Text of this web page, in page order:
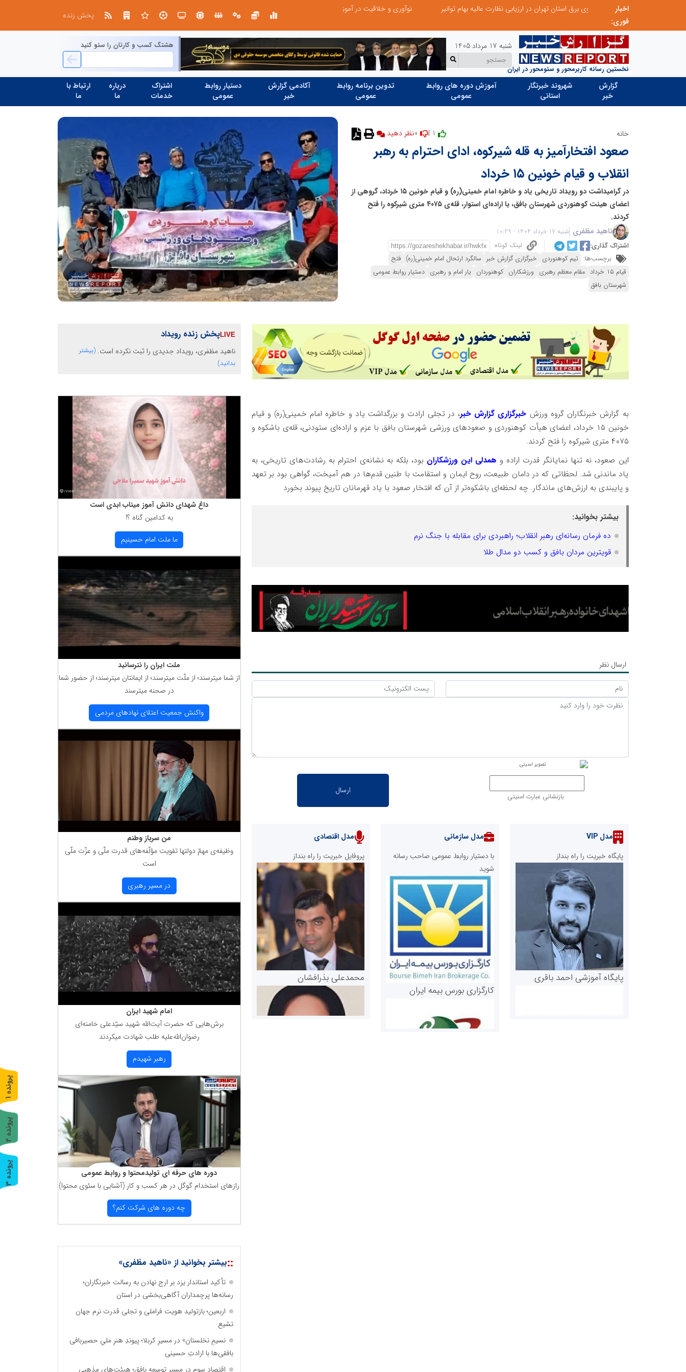
اخبار
فوری:
عالیه بهام توانیر نوآوری و خلاقیت در آموزش رانندگی؛ سرمایه‌گذاری هوشمندانه برای کاهش آسیب‌های اجتماعی و ارتقای ایمنی جامعه نوآوری و یادگیری دیجیتال؛ کلید تحول در مدیریت مدارس فردا
پخش زنده
نخستین رسانه کاربرمحور و سئومحور در ایران
شنبه 17 مرداد 1405 هشتگ کسب و کارتان را سئو کنید
گزارش
خبر
شهروند خبرنگار
استانی
آموزش دوره های روابط
عمومی
تدوین برنامه روابط
عمومی
آکادمی گزارش
خبر
دستیار روابط
عمومی
اشتراک
خدمات
درباره
ما
ارتباط با
ما
خانه نظر دهید
صعود افتخارآمیز به قله شیرکوه، ادای احترام به رهبر
انقلاب و قیام خونین ۱۵ خرداد
در گرامیداشت دو رویداد تاریخی یاد و خاطره امام خمینی(ره) و قیام خونین ۱۵ خرداد، گروهی از
اعضای هیئت کوهنوردی شهرستان بافق، با اراده‌ای استوار، قله‌ی ۴۰۷۵ متری شیرکوه را فتح
کردند.
ناهید مظفری شنبه 17 خرداد 1404 - 10:29
اشتراک گذاری:
لینک کوتاه
برچسب‌ها: تیم کوهنوردی خبرگزاری گزارش خبر سالگرد ارتحال امام خمینی(ره) فتح
قیام ۱۵ خرداد
مقام معظم رهبری ورزشکاران کوهنوردان یار امام و رهبری دستیار روابط عمومی
شهرستان بافق
به گزارش خبرنگاران گروه ورزش خبرگزاری گزارش خبر، در تجلی ارادت و بزرگداشت یاد و خاطره امام خمینی(ره) و قیام
خونین ۱۵ خرداد، اعضای هیأت کوهنوردی و صعودهای ورزشی شهرستان بافق با عزم و اراده‌ای ستودنی، قله‌ی باشکوه و
۴۰۷۵ متری شیرکوه را فتح کردند.
این صعود، نه تنها نمایانگر قدرت اراده و همدلی این ورزشکاران بود، بلکه به نشانه‌ی احترام به رشادت‌های تاریخی، به
یاد ماندنی شد. لحظاتی که در دامان طبیعت، روح ایمان و استقامت با طنین قدم‌ها در هم آمیخت، گواهی بود بر تعهد
و پایبندی به ارزش‌های ماندگار. چه لحظه‌ای باشکوه‌تر از آن که افتخار صعود با یاد قهرمانان تاریخ پیوند بخورد
بیشتر بخوانید:
ده فرمان رسانه‌ای رهبر انقلاب؛ راهبردی برای مقابله با جنگ نرم
قویترین مردان بافق و کسب دو مدال طلا
ارسال نظر
بازنشانی عبارت امنیتی
مدل VIP
پایگاه خبریت را راه بنداز
پایگاه آموزشی احمد باقری
مدل سازمانی
با دستیار روابط عمومی صاحب رسانه
شوید
کارگزاری بورس بیمه ایران
مدل اقتصادی
پروفایل خبریت را راه بنداز
محمدعلی بذرافشان
پخش زنده رویداد
ناهید مظفری، رویداد جدیدی را ثبت نکرده است. (بیشتر
بدانید)
داغ شهدای دانش آموز میناب ابدی است
به كدامین گناه ؟!
ما ملت امام حسینیم
ملت ایران را نترسانید
از شما میترسند؛ از ملّت میترسند؛ از ایمانتان میترسند؛ از حضور شما
در صحنه میترسند
واكنش جمعیت اعتلای نهادهای مردمی
من سرباز وطنم
وظیفه‌ی مهمّ دولتها تقویت مؤلّفه‌های قدرت ملّی و عزّت ملّی
است
در مسیر رهبری
امام شهید ایران
برش‌هایی كه حضرت آیت‌الله شهید سیّدعلی خامنه‌ای
رضوان‌الله‌علیه طلب شهادت میكردند
رهبر شهیدم
دوره های حرفه ای تولیدمحتوا و روابط عمومی
رازهای استخدام گوگل در هر كسب و كار (آشنایی با سئوی محتوا)
چه دوره های شركت كنم؟
::بیشتر بخوانید از «ناهید مظفری»
تأکید استاندار یزد بر ارج نهادن به رسالت خبرنگاران؛
رسانه‌ها پرچمداران آگاهی‌بخشی در استان
اربعین؛ بازتولید هویت فراملی و تجلی قدرت نرم جهان
تشیع
نسیمِ نخلستان» در مسیرِ کربلا؛ پیوندِ هنرِ ملیِ حصیربافی
بافقی‌ها با ارادتِ حسینی
اقتصاد سوم در مسیر توسعه بافق؛ هیئت‌های مذهبی
پ
ر
و
ن
د
ه
1
پ
ر
و
ن
د
ه
2
پ
ر
و
ن
د
ه
3